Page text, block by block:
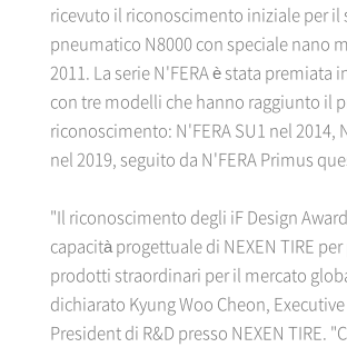
ricevuto il riconoscimento iniziale per il
pneumatico N8000 con speciale nano
2011. La serie N'FERA è stata premiata
con tre modelli che hanno raggiunto il
riconoscimento: N'FERA SU1 nel 2014,
nel 2019, seguito da N'FERA Primus
"Il riconoscimento degli iF Design
capacità progettuale di NEXEN TIRE
prodotti straordinari per il mercato
dichiarato Kyung Woo Cheon, Executive
President di R&D presso NEXEN TIRE.